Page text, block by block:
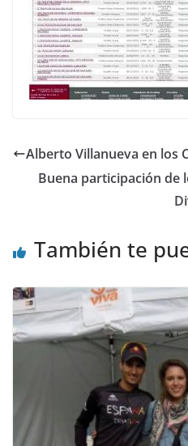
Alberto Villanueva en los
Buena participación de
También te